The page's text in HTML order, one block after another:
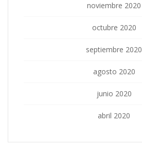
noviembre 2020
octubre 2020
septiembre 2020
agosto 2020
junio 2020
abril 2020